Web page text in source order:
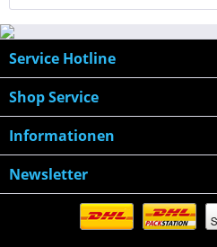
Service Hotline
Shop Service
Informationen
Newsletter